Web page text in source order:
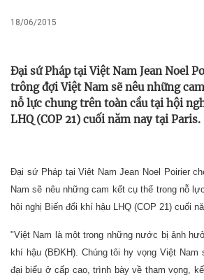
18/06/2015
Đại sứ Pháp tại Việt Nam Jean Noel
trông đợi Việt Nam sẽ nêu những
nỗ lực chung trên toàn cầu tại hội
LHQ (COP 21) cuối năm nay tại Paris.
Đại sứ Pháp tại Việt Nam Jean Noel Poirier
Nam sẽ nêu những cam kết cụ thể trong nỗ
hội nghị Biến đổi khí hậu LHQ (COP 21) cuối
"Việt Nam là một trong những nước bị ảnh
khí hậu (BĐKH). Chúng tôi hy vọng Việt
đại biểu ở cấp cao, trình bày về tham vọng,